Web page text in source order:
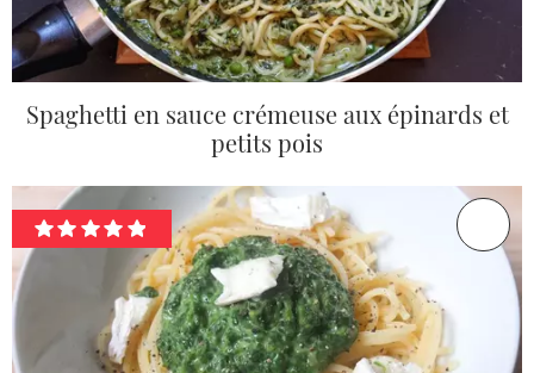
Spaghetti en sauce crémeuse aux épinards et
petits pois